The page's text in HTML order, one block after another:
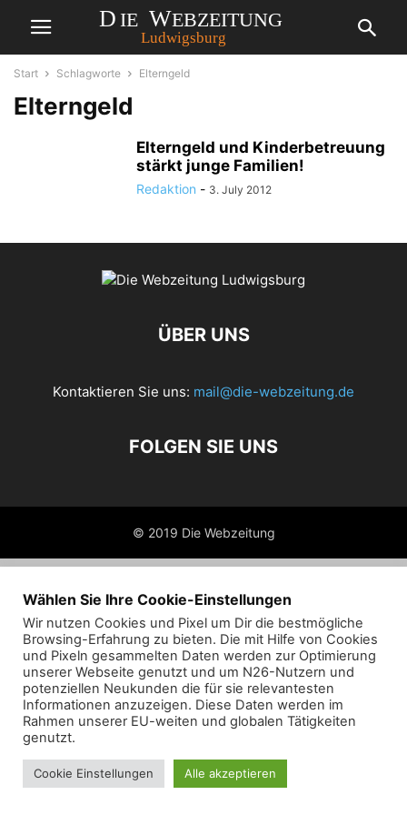
Start Schlagworte Elterngeld
Elterngeld
Elterngeld und Kinderbetreuung
stärkt junge Familien!
Redaktion - 3. July 2012
ÜBER UNS
Kontaktieren Sie uns: mail@die-webzeitung.de
FOLGEN SIE UNS
© 2019 Die Webzeitung
Wählen Sie Ihre Cookie-Einstellungen
Wir nutzen Cookies und Pixel um Dir die bestmögliche
Browsing-Erfahrung zu bieten. Die mit Hilfe von Cookies
und Pixeln gesammelten Daten werden zur Optimierung
unserer Webseite genutzt und um N26-Nutzern und
potenziellen Neukunden die für sie relevantesten
Informationen anzuzeigen. Diese Daten werden im
Rahmen unserer EU-weiten und globalen Tätigkeiten
genutzt.
Cookie Einstellungen Alle akzeptieren